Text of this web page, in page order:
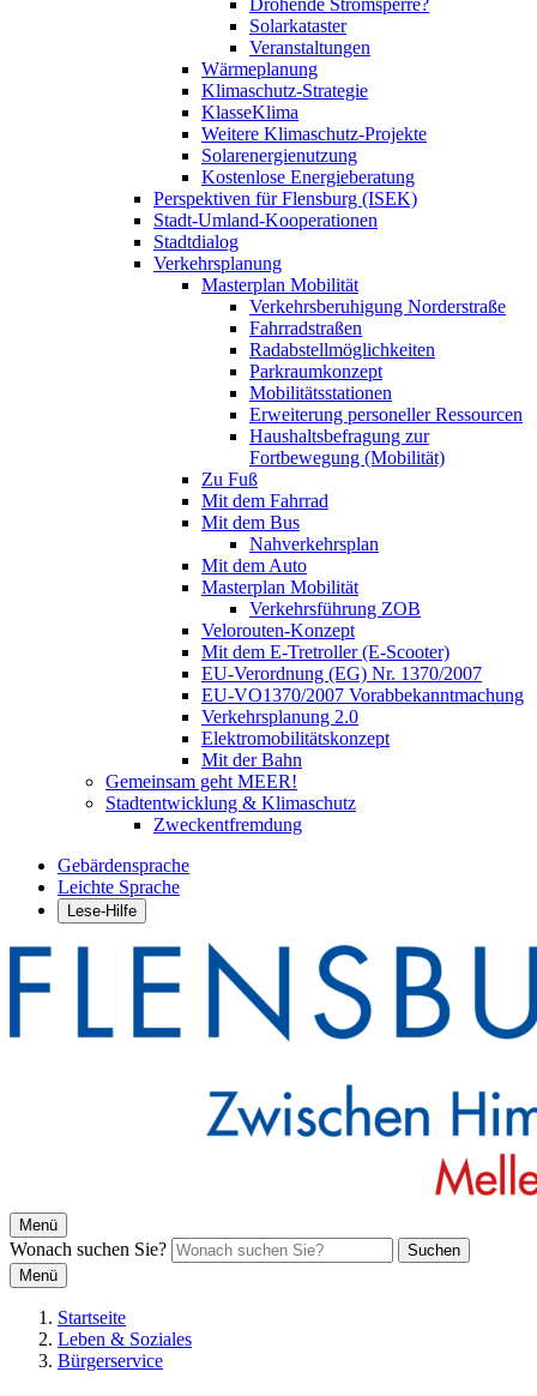
Drohende Stromsperre?
Solarkataster
Veranstaltungen
Wärmeplanung
Klimaschutz-Strategie
KlasseKlima
Weitere Klimaschutz-Projekte
Solarenergienutzung
Kostenlose Energieberatung
Perspektiven für Flensburg (ISEK)
Stadt-Umland-Kooperationen
Stadtdialog
Verkehrsplanung
Masterplan Mobilität
Verkehrsberuhigung Norderstraße
Fahrradstraßen
Radabstellmöglichkeiten
Parkraumkonzept
Mobilitätsstationen
Erweiterung personeller Ressourcen
Haushaltsbefragung zur
Fortbewegung (Mobilität)
Zu Fuß
Mit dem Fahrrad
Mit dem Bus
Nahverkehrsplan
Mit dem Auto
Masterplan Mobilität
Verkehrsführung ZOB
Velorouten-Konzept
Mit dem E-Tretroller (E-Scooter)
EU-Verordnung (EG) Nr. 1370/2007
EU-VO1370/2007 Vorabbekanntmachung
Verkehrsplanung 2.0
Elektromobilitätskonzept
Mit der Bahn
Gemeinsam geht MEER!
Stadtentwicklung & Klimaschutz
Zweckentfremdung
Gebärdensprache
Leichte Sprache
Lese-Hilfe
Menü
Wonach suchen Sie?
Suchen
Menü
Startseite
Leben & Soziales
Bürgerservice